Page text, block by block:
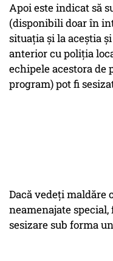
Apoi este indicat să
(disponibili doar în
situația și la aceștia
anterior cu poliția
echipele acestora de
program) pot fi
Dacă vedeți maldăre
neamenajate
sesizare sub forma